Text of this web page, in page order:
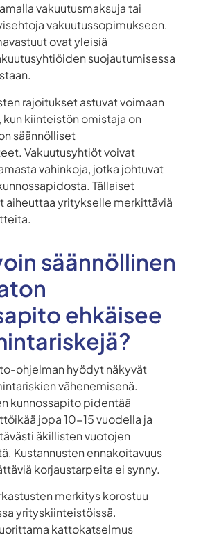
vakuutusmaksuja tai
vakuutussopimukseen.
ovat yleisiä
suojautumisessa
rajoitukset astuvat voimaan
kiinteistön omistaja on
säännölliset
Vakuutusyhtiöt voivat
vahinkoja, jotka johtuvat
Tällaiset
aiheuttaa yritykselle merkittäviä
säännöllinen
ehkäisee
ohjelman hyödyt näkyvät
vähenemisenä.
kunnossapito pidentää
jopa 10-15 vuodella ja
äkillisten vuotojen
Kustannusten ennakoitavuus
korjaustarpeita ei synny.
merkitys korostuu
yrityskiinteistöissä.
kattokatselmus